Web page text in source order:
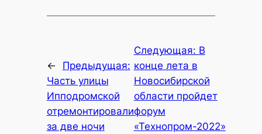
←
Предыдущая:
Часть улицы
Ипподромской
отремонтировали
за две ночи
Следующая: В
конце лета в
Новосибирской
области пройдет
форум
«Технопром-2022»